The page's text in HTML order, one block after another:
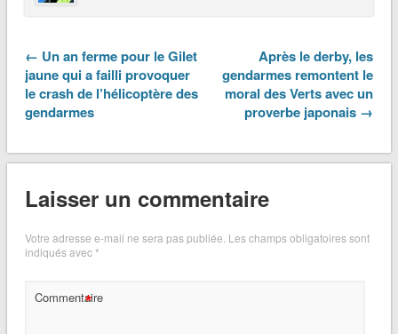
← Un an ferme pour le Gilet
jaune qui a failli provoquer
le crash de l’hélicoptère des
gendarmes
Après le derby, les
gendarmes remontent le
moral des Verts avec un
proverbe japonais →
Laisser un commentaire
Votre adresse e-mail ne sera pas publiée. Les champs obligatoires sont
indiqués avec*
Commentaire
*